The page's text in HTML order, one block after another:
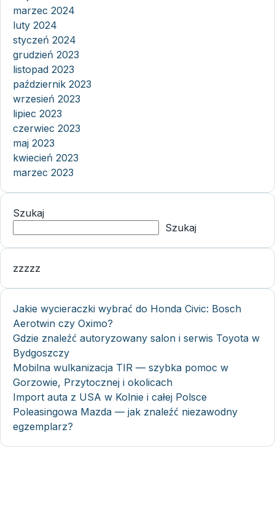
marzec 2024
luty 2024
styczeń 2024
grudzień 2023
listopad 2023
październik 2023
wrzesień 2023
lipiec 2023
czerwiec 2023
maj 2023
kwiecień 2023
marzec 2023
Szukaj
Szukaj
zzzzz
Jakie wycieraczki wybrać do Honda Civic: Bosch
Aerotwin czy Oximo?
Gdzie znaleźć autoryzowany salon i serwis Toyota w
Bydgoszczy
Mobilna wulkanizacja TIR — szybka pomoc w
Gorzowie, Przytocznej i okolicach
Import auta z USA w Kolnie i całej Polsce
Poleasingowa Mazda — jak znaleźć niezawodny
egzemplarz?